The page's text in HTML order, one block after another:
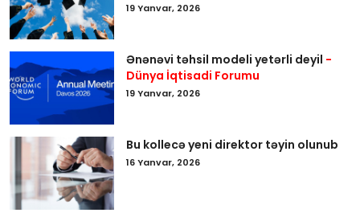
19 Yanvar, 2026
Ənənəvi təhsil modeli yetərli deyil -
Dünya İqtisadi Forumu
19 Yanvar, 2026
Bu kollecə yeni direktor təyin olunub
16 Yanvar, 2026